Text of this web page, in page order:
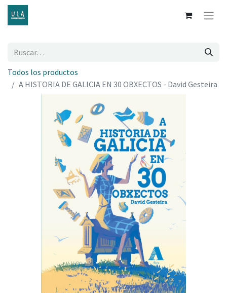
Todos los productos
A HISTORIA DE GALICIA EN 30 OBXECTOS - David Gesteira